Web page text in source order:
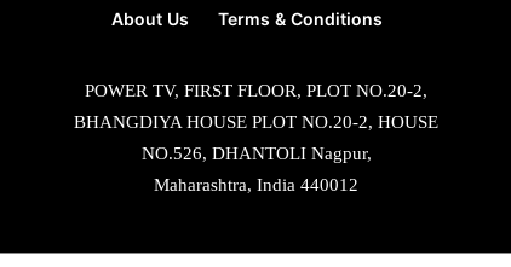
About Us Terms & Conditions
POWER TV, FIRST FLOOR, PLOT NO.20-2,
BHANGDIYA HOUSE PLOT NO.20-2, HOUSE
NO.526, DHANTOLI Nagpur,
Maharashtra, India 440012